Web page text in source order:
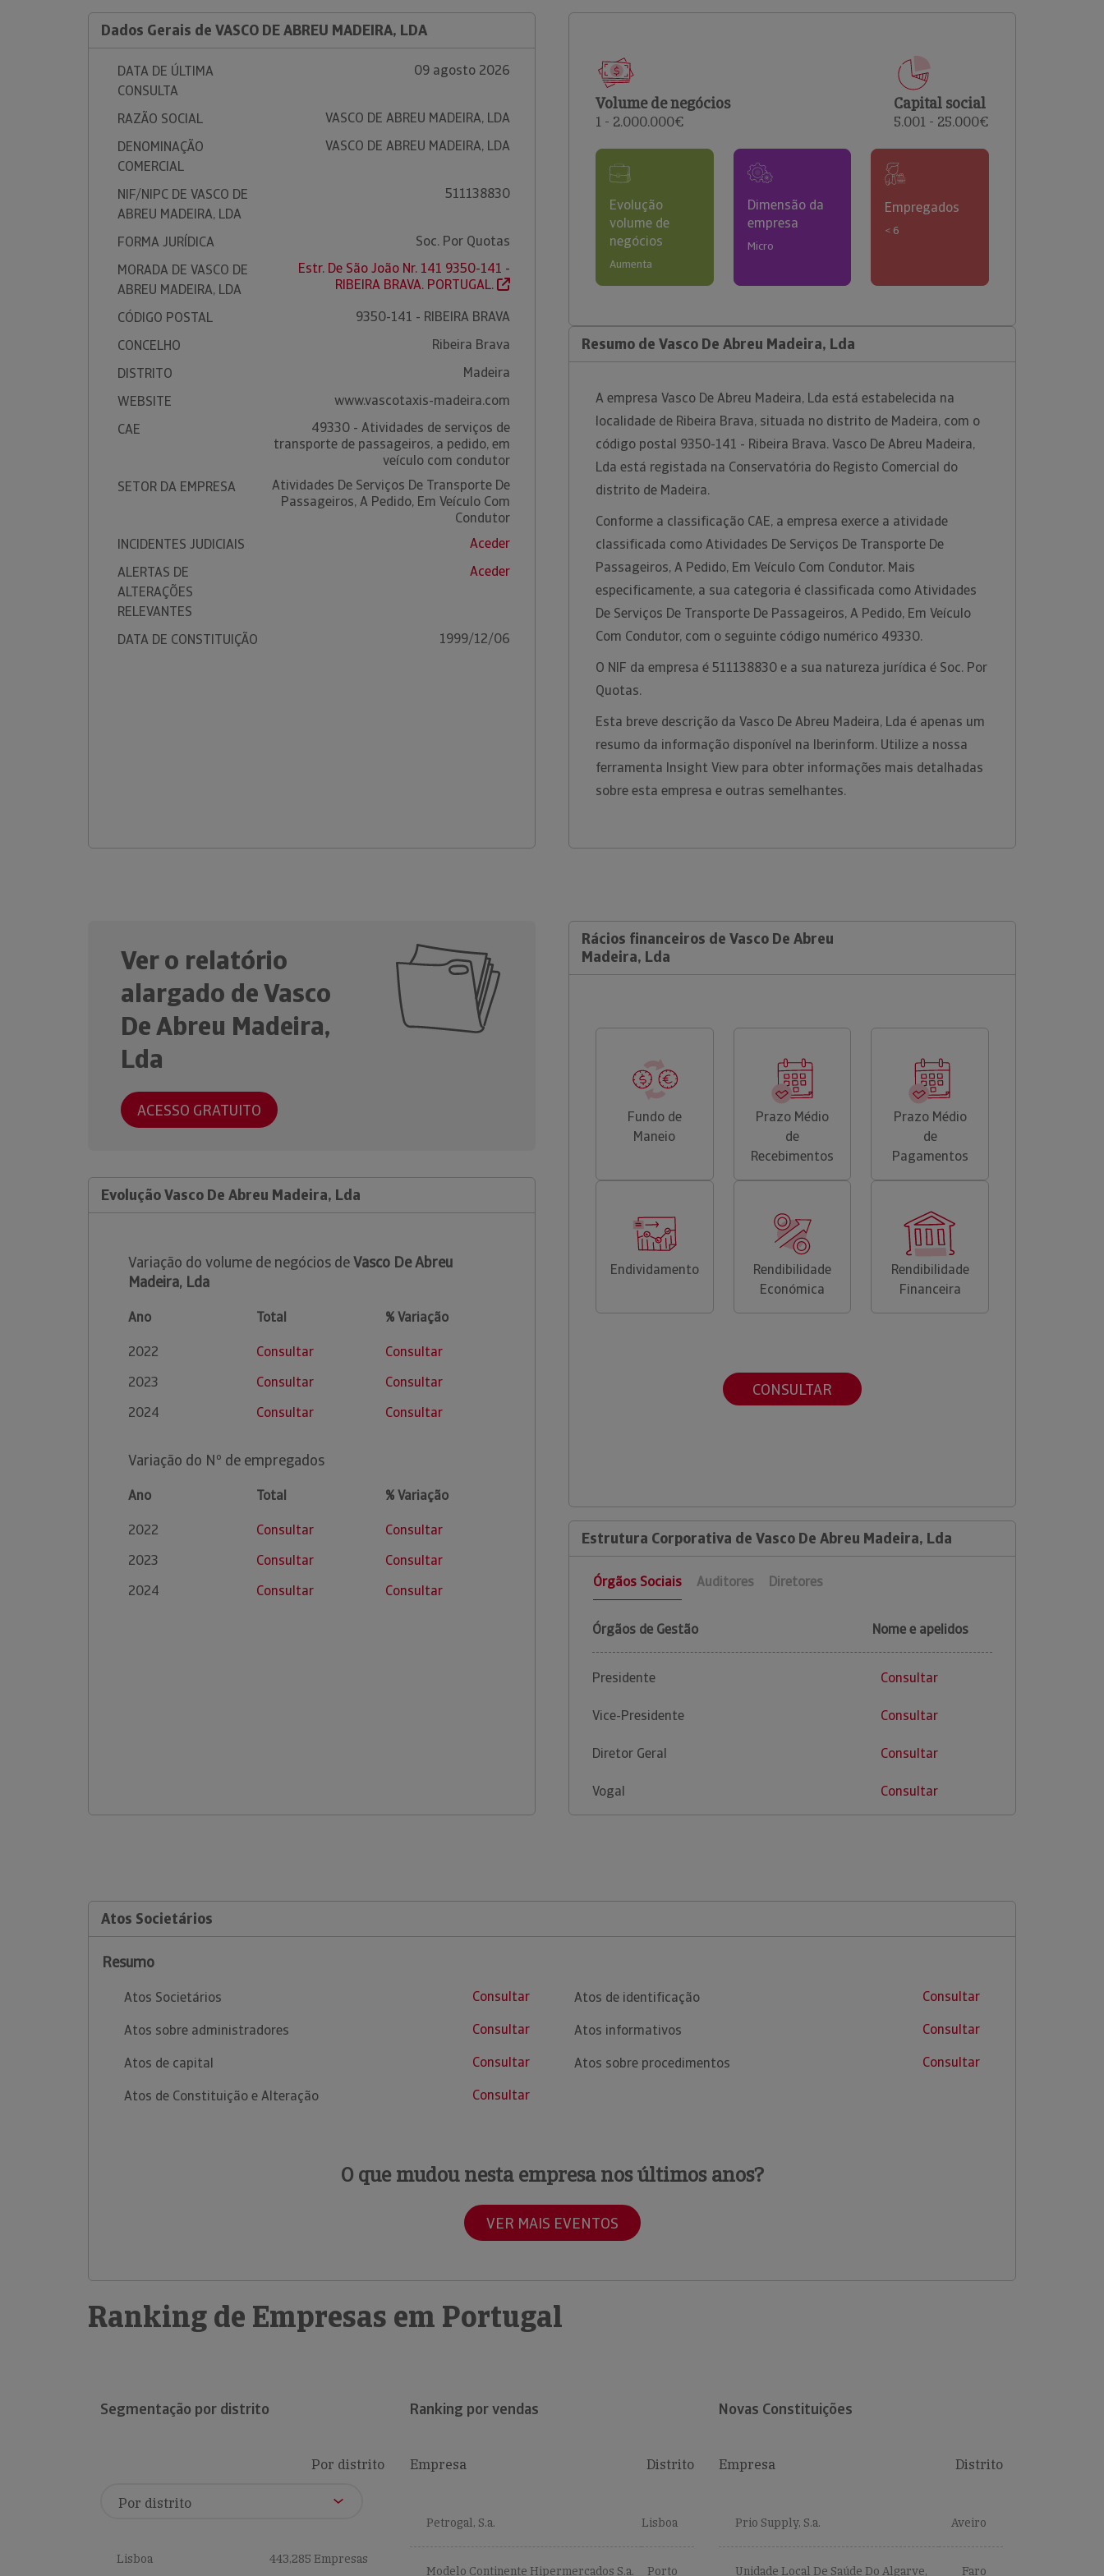
comerciais e analisar o risco de incumprimento dos
Dados Gerais de VASCO DE ABREU MADEIRA, LDA
DATA DE ÚLTIMA
CONSULTA
09 agosto 2026
RAZÃO SOCIAL
VASCO DE ABREU MADEIRA, LDA
DENOMINAÇÃO
COMERCIAL
VASCO DE ABREU MADEIRA, LDA
NIF/NIPC DE VASCO DE
ABREU MADEIRA, LDA
511138830
FORMA JURÍDICA
Soc. Por Quotas
MORADA DE VASCO DE
ABREU MADEIRA, LDA
Estr. De São João Nr. 141 9350-141 -
RIBEIRA BRAVA. PORTUGAL.
CÓDIGO POSTAL
9350-141 - RIBEIRA BRAVA
CONCELHO
Ribeira Brava
DISTRITO
Madeira
WEBSITE
www.vascotaxis-madeira.com
CAE
49330 - Atividades de serviços de
transporte de passageiros, a pedido, em
veículo com condutor
SETOR DA EMPRESA
Atividades De Serviços De Transporte De
Passageiros, A Pedido, Em Veículo Com
Condutor
INCIDENTES JUDICIAIS
Aceder
ALERTAS DE
ALTERAÇÕES
RELEVANTES
Aceder
DATA DE CONSTITUIÇÃO 1999/12/06
Volume de negócios
1 - 2.000.000€
Capital social
5.001 - 25.000€
Evolução
volume de
negócios
Aumenta
Dimensão da
empresa
Micro
Empregados
< 6
Resumo de Vasco De Abreu Madeira, Lda
A empresa Vasco De Abreu Madeira, Lda está estabelecida na
localidade de Ribeira Brava, situada no distrito de Madeira, com o
código postal 9350-141 - Ribeira Brava. Vasco De Abreu Madeira,
Lda está registada na Conservatória do Registo Comercial do
distrito de Madeira.
Conforme a classificação CAE, a empresa exerce a atividade
classificada como Atividades De Serviços De Transporte De
Passageiros, A Pedido, Em Veículo Com Condutor. Mais
especificamente, a sua categoria é classificada como Atividades
De Serviços De Transporte De Passageiros, A Pedido, Em Veículo
Com Condutor, com o seguinte código numérico 49330.
O NIF da empresa é 511138830 e a sua natureza jurídica é Soc. Por
Quotas.
Esta breve descrição da Vasco De Abreu Madeira, Lda é apenas um
resumo da informação disponível na Iberinform. Utilize a nossa
ferramenta Insight View para obter informações mais detalhadas
sobre esta empresa e outras semelhantes.
Ver o relatório
alargado de Vasco
De Abreu Madeira,
Lda
ACESSO GRATUITO
Evolução Vasco De Abreu Madeira, Lda
Variação do volume de negócios deVasco De Abreu
Madeira, Lda
Ano Total
% Variação
2022
Consultar
Consultar
2023
Consultar
Consultar
2024
Consultar Consultar
Variação do Nº de empregados
Ano Total
% Variação
2022
Consultar
Consultar
2023
Consultar
Consultar
2024
Consultar Consultar
Rácios financeiros de Vasco De Abreu
Madeira, Lda
Fundo de
Maneio
Prazo Médio
de
Recebimentos
Prazo Médio
de
Pagamentos
Endividamento
Rendibilidade
Económica
Rendibilidade
Financeira
CONSULTAR
Estrutura Corporativa de Vasco De Abreu Madeira, Lda
Órgãos Sociais Auditores Diretores
Órgãos de Gestão Nome e apelidos
Presidente Consultar
Vice-Presidente Consultar
Diretor Geral Consultar
Vogal Consultar
Atos Societários
Resumo
Atos Societários
Consultar
Atos sobre administradores
Consultar
Atos de capital
Consultar
Atos de Constituição e Alteração
Consultar
Atos de identificação
Consultar
Atos informativos
Consultar
Atos sobre procedimentos
Consultar
O que mudou nesta empresa nos últimos anos?
VER MAIS EVENTOS
Ranking de Empresas em Portugal
Segmentação por distrito
Por distrito
Lisboa 443,285 Empresas
Ranking por vendas
Empresa Distrito
Petrogal, S.a. Lisboa
Modelo Continente Hipermercados S.a. Porto
Novas Constituições
Empresa Distrito
Prio Supply, S.a. Aveiro
Unidade Local De Saúde Do Algarve, Faro